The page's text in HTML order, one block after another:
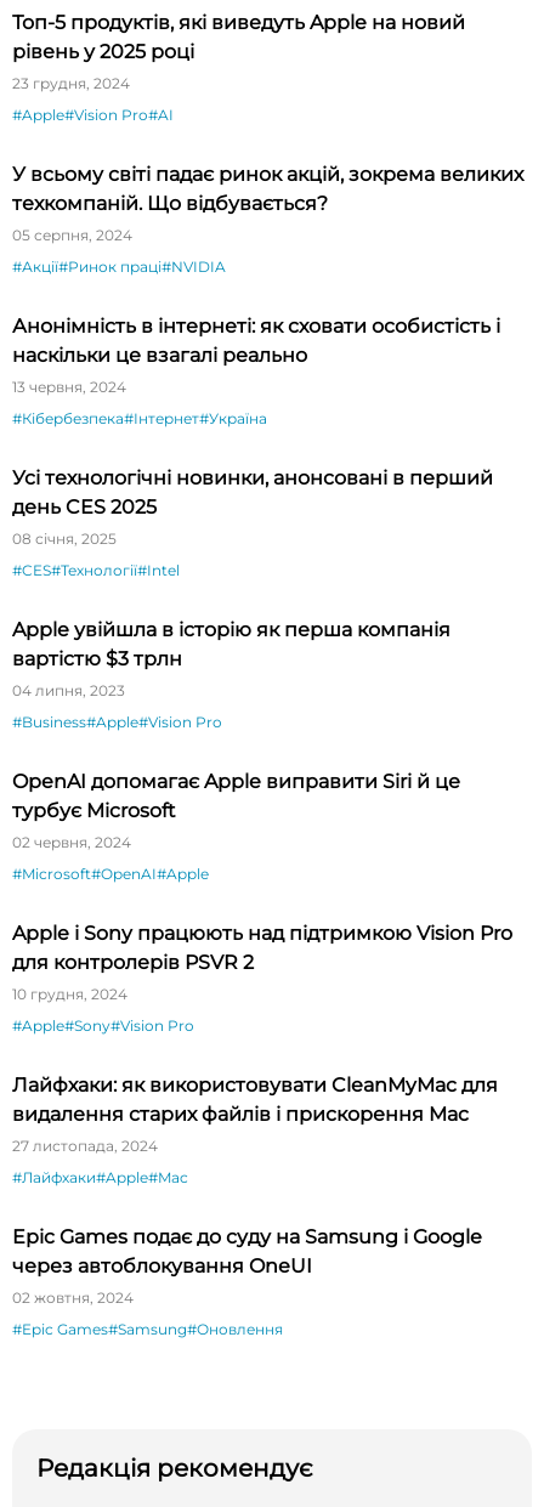
Топ-5 продуктів, які виведуть Apple на новий
рівень у 2025 році
23 грудня, 2024
#Apple#Vision Pro#AI
У всьому світі падає ринок акцій, зокрема великих
техкомпаній. Що відбувається?
05 серпня, 2024
#Акції#Ринок праці#NVIDIA
Анонімність в інтернеті: як сховати особистість і
наскільки це взагалі реально
13 червня, 2024
#Кібербезпека#Інтернет#Україна
Усі технологічні новинки, анонсовані в перший
день CES 2025
08 січня, 2025
#CES#Технології#Intel
Apple увійшла в історію як перша компанія
вартістю $3 трлн
04 липня, 2023
#Business#Apple#Vision Pro
OpenAI допомагає Apple виправити Siri й це
турбує Microsoft
02 червня, 2024
#Microsoft#OpenAI#Apple
Apple і Sony працюють над підтримкою Vision Pro
для контролерів PSVR 2
10 грудня, 2024
#Apple#Sony#Vision Pro
Лайфхаки: як використовувати CleanMyMac для
видалення старих файлів і прискорення Mac
27 листопада, 2024
#Лайфхаки#Apple#Mac
Epic Games подає до суду на Samsung і Google
через автоблокування OneUI
02 жовтня, 2024
#Epic Games#Samsung#Оновлення
Редакція рекомендує